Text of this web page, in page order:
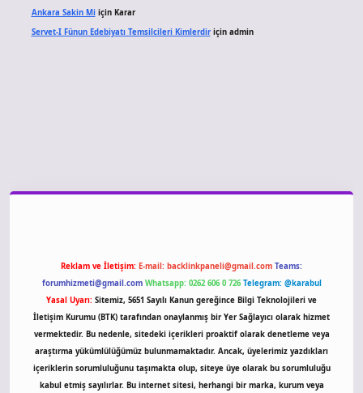
Ankara Sakin Miiçin Karar
Servet-I Fünun Edebiyatı Temsilcileri Kimlerdiriçin admin
Reklam ve İletişim: E-mail: backlinkpaneli@gmail.com Teams:
forumhizmeti@gmail.com Whatsapp: 0262 606 0 726 Telegram: @karabul
Yasal Uyarı: Sitemiz, 5651 Sayılı Kanun gereğince Bilgi Teknolojileri ve
İletişim Kurumu (BTK) tarafından onaylanmış bir Yer Sağlayıcı olarak hizmet
vermektedir. Bu nedenle, sitedeki içerikleri proaktif olarak denetleme veya
araştırma yükümlülüğümüz bulunmamaktadır. Ancak, üyelerimiz yazdıkları
içeriklerin sorumluluğunu taşımakta olup, siteye üye olarak bu sorumluluğu
kabul etmiş sayılırlar. Bu internet sitesi, herhangi bir marka, kurum veya